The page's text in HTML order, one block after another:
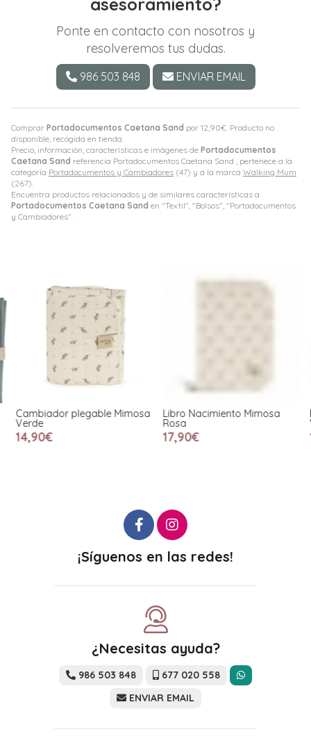
Comprar Portadocumentos Caetana Sand por 12,90€. Producto no
disponible, recogida en tienda.
Precio, información, características e imágenes de Portadocumentos
Caetana Sand referencia Portadocumentos Caetana Sand , pertenece a la
categoría Portadocumentos y Cambiadores (47) y a la marca Walking Mum
(267).
Encuentra productos relacionados y de similares características a
Portadocumentos Caetana Sand en "Textil", "Bolsos", "Portadocumentos
y Cambiadores".
asesoramiento?
Ponte en contacto con nosotros y
resolveremos tus dudas.
986 503 848 ENVIAR EMAIL
Cambiador plegable Mimosa
Verde
14,90€
Libro Nacimiento Mimosa
Rosa
17,90€
¡Síguenos en las redes!
¿Necesitas ayuda?
986 503 848
677 020 558
ENVIAR EMAIL